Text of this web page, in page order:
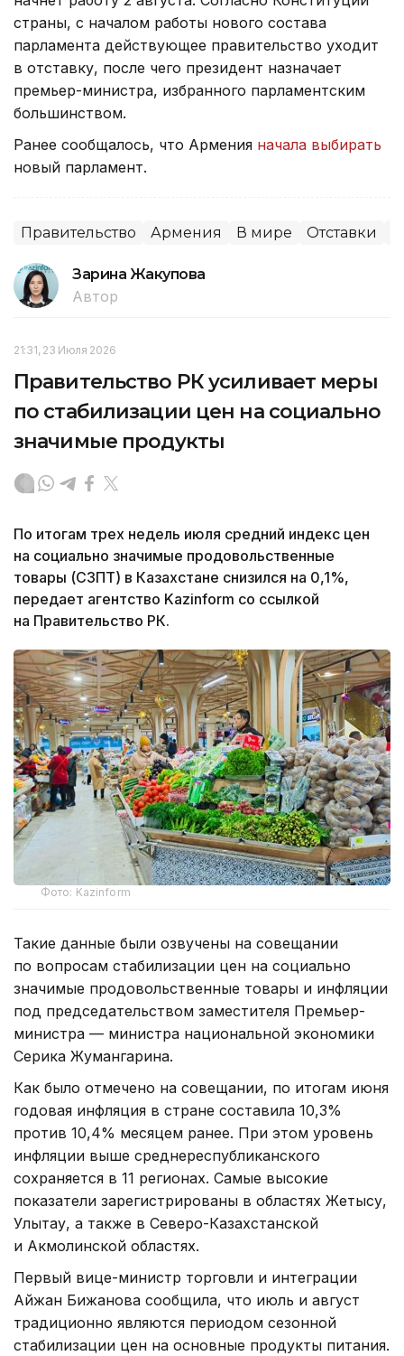
страны, с началом работы нового состава
парламента действующее правительство уходит
в отставку, после чего президент назначает
премьер-министра, избранного парламентским
большинством.
Ранее сообщалось, что Армения начала выбирать
новый парламент.
Правительство Армения В мире Отставки
Зарина Жакупова
Автор
21:31, 23 Июля 2026
Правительство РК усиливает меры
по стабилизации цен на социально
значимые продукты
По итогам трех недель июля средний индекс цен
на социально значимые продовольственные
товары (СЗПТ) в Казахстане снизился на 0,1%,
передает агентство Kazinform со ссылкой
на Правительство РК.
Фото: Kazinform
Такие данные были озвучены на совещании
по вопросам стабилизации цен на социально
значимые продовольственные товары и инфляции
под председательством заместителя Премьер-
министра — министра национальной экономики
Серика Жумангарина.
Как было отмечено на совещании, по итогам июня
годовая инфляция в стране составила 10,3%
против 10,4% месяцем ранее. При этом уровень
инфляции выше среднереспубликанского
сохраняется в 11 регионах. Самые высокие
показатели зарегистрированы в областях Жетысу,
Улытау, а также в Северо-Казахстанской
и Акмолинской областях.
Первый вице-министр торговли и интеграции
Айжан Бижанова сообщила, что июль и август
традиционно являются периодом сезонной
стабилизации цен на основные продукты питания.